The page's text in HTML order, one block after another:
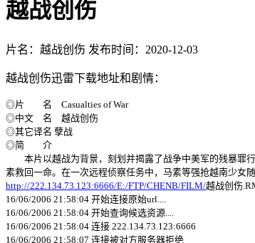
越战创伤
片名：越战创伤 发布时间：2020-12-03
越战创伤迅雷下载地址和剧情：
◎片 名 Casualties of War
◎中文 名 越战创伤
◎其它译名 孽战
◎简 介
本片以越战为背景，刻划并揭露了战争中美军的残暴罪行
素救回一命。在一次远程侦察任务中，马素等强抢越南少女
http://222.134.73.123:6666/E:/FTP/CHENB/FILM/越战创伤
16/06/2006 21:58:04 开始连接原始url....
16/06/2006 21:58:04 开始查询候选资源....
16/06/2006 21:58:04 连接 222.134.73.123:6666
16/06/2006 21:58:07 连接被对方服务器拒绝